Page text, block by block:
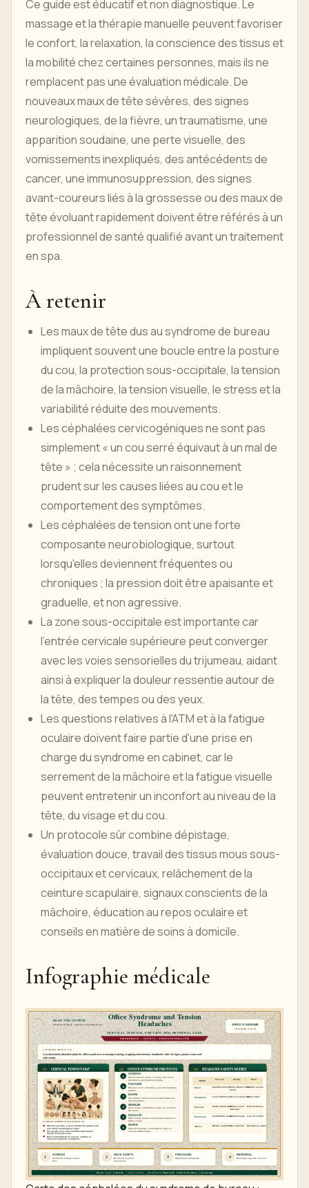
Ce guide est éducatif et non diagnostique. Le
massage et la thérapie manuelle peuvent favoriser
le confort, la relaxation, la conscience des tissus et
la mobilité chez certaines personnes, mais ils ne
remplacent pas une évaluation médicale. De
nouveaux maux de tête sévères, des signes
neurologiques, de la fièvre, un traumatisme, une
apparition soudaine, une perte visuelle, des
vomissements inexpliqués, des antécédents de
cancer, une immunosuppression, des signes
avant-coureurs liés à la grossesse ou des maux de
tête évoluant rapidement doivent être référés à un
professionnel de santé qualifié avant un traitement
en spa.
À retenir
Les maux de tête dus au syndrome de bureau
impliquent souvent une boucle entre la posture
du cou, la protection sous-occipitale, la tension
de la mâchoire, la tension visuelle, le stress et la
variabilité réduite des mouvements.
Les céphalées cervicogéniques ne sont pas
simplement « un cou serré équivaut à un mal de
tête » ; cela nécessite un raisonnement
prudent sur les causes liées au cou et le
comportement des symptômes.
Les céphalées de tension ont une forte
composante neurobiologique, surtout
lorsqu'elles deviennent fréquentes ou
chroniques ; la pression doit être apaisante et
graduelle, et non agressive.
La zone sous-occipitale est importante car
l'entrée cervicale supérieure peut converger
avec les voies sensorielles du trijumeau, aidant
ainsi à expliquer la douleur ressentie autour de
la tête, des tempes ou des yeux.
Les questions relatives à l'ATM et à la fatigue
oculaire doivent faire partie d'une prise en
charge du syndrome en cabinet, car le
serrement de la mâchoire et la fatigue visuelle
peuvent entretenir un inconfort au niveau de la
tête, du visage et du cou.
Un protocole sûr combine dépistage,
évaluation douce, travail des tissus mous sous-
occipitaux et cervicaux, relâchement de la
ceinture scapulaire, signaux conscients de la
mâchoire, éducation au repos oculaire et
conseils en matière de soins à domicile.
Infographie médicale